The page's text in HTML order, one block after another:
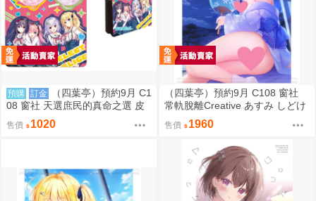
預購 訂金
（四葉亭）預約9月 C1
08 窗社 天選庶民的真命之選 皮
革製名片夾 0814
售價 1020
（四葉亭）預約9月 C108 窗社
常軌脫離Creative あすみ しどけ
ない浴衣ver B1&B2掛軸 0814
售價 1960